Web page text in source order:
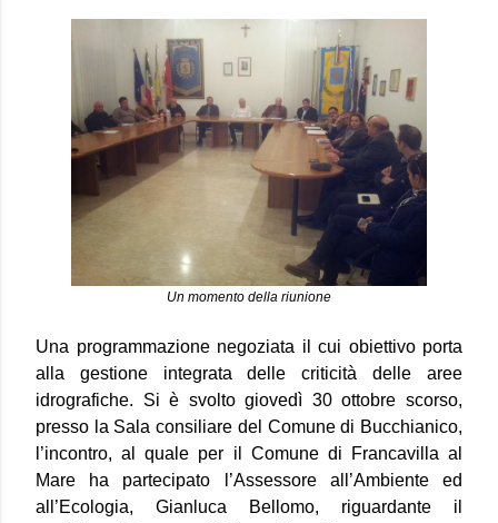
Un momento della riunione
Una programmazione negoziata il cui obiettivo porta
alla gestione integrata delle criticità delle aree
idrografiche. Si è svolto giovedì 30 ottobre scorso,
presso la Sala consiliare del Comune di Bucchianico,
l’incontro, al quale per il Comune di Francavilla al
Mare ha partecipato l’Assessore all’Ambiente ed
all’Ecologia, Gianluca Bellomo, riguardante il